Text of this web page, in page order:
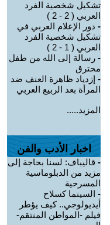
تشكيل شخصية الفرد
العربي ( 2 - 2 )
- دور الإعلام العربي في
تشكيل شخصية الفرد
العربي ( 1 - 2 )
- رسالة إلى الله من طفل
محترق
- إزدياد ظاهرة العنف ضد
المرأة بعد الربيع العربي
المزيد.....
اخبار الأدب والفن
- قاليباف: لسنا بحاجة إلى
مزيد من الدبلوماسية
المسرحية
- السينما كسلاح
أيديولوجي.. كيف يؤطر
فيلم -المواطن المنتقم-